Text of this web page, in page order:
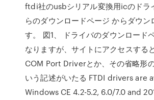
ftdi社のusbシリアル変換用icのドラ
らのダウンロードページ からダウン
す。 図1、 ドライバのダウンロード
なりますが、サイトにアクセスする
COM Port Driverとか、その省略形
いう記述がいたる FTDI drivers are
Windows CE 4.2-5.2, 6.0/7.0 and